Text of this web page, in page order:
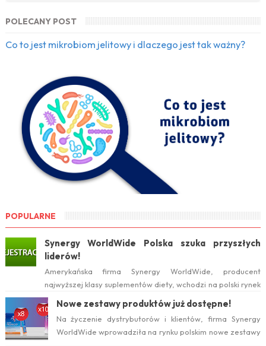
POLECANY POST
Co to jest mikrobiom jelitowy i dlaczego jest tak ważny?
POPULARNE
Synergy WorldWide Polska szuka przyszłych
liderów!
Amerykańska firma Synergy WorldWide, producent
najwyższej klasy suplementów diety, wchodzi na polski rynek
już w tym roku. Serwis internetow...
Nowe zestawy produktów już dostępne!
Na życzenie dystrybutorów i klientów, firma Synergy
WorldWide wprowadziła na rynku polskim nowe zestawy